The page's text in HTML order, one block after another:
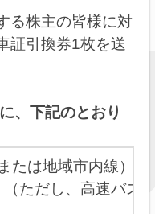
る株主の皆様に対
証引換券1枚を送
、下記のとおり
たは地域市内線）
（ただし、高速バス